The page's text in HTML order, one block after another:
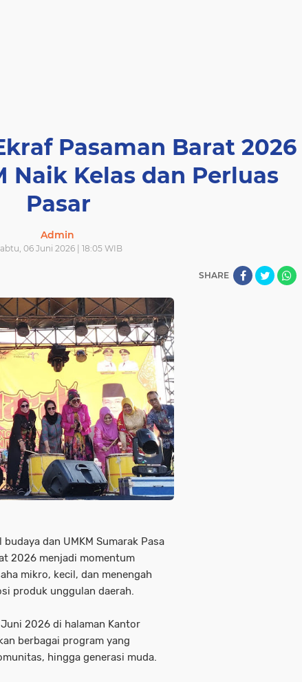
Pasaman Barat 2026
Naik Kelas dan Perluas
Pasar
Admin
06 Juni 2026 | 18:05 WIB
SHARE
dan UMKM Sumarak Pasa
2026 menjadi momentum
mikro, kecil, dan menengah
produk unggulan daerah.
2026 di halaman Kantor
berbagai program yang
hingga generasi muda.